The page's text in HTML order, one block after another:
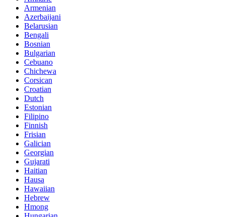
Armenian
Azerbaijani
Belarusian
Bengali
Bosnian
Bulgarian
Cebuano
Chichewa
Corsican
Croatian
Dutch
Estonian
Filipino
Finnish
Frisian
Galician
Georgian
Gujarati
Haitian
Hausa
Hawaiian
Hebrew
Hmong